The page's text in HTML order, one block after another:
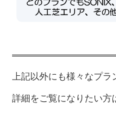
上記以外にも様々なプラ
詳細をご覧になりたい方